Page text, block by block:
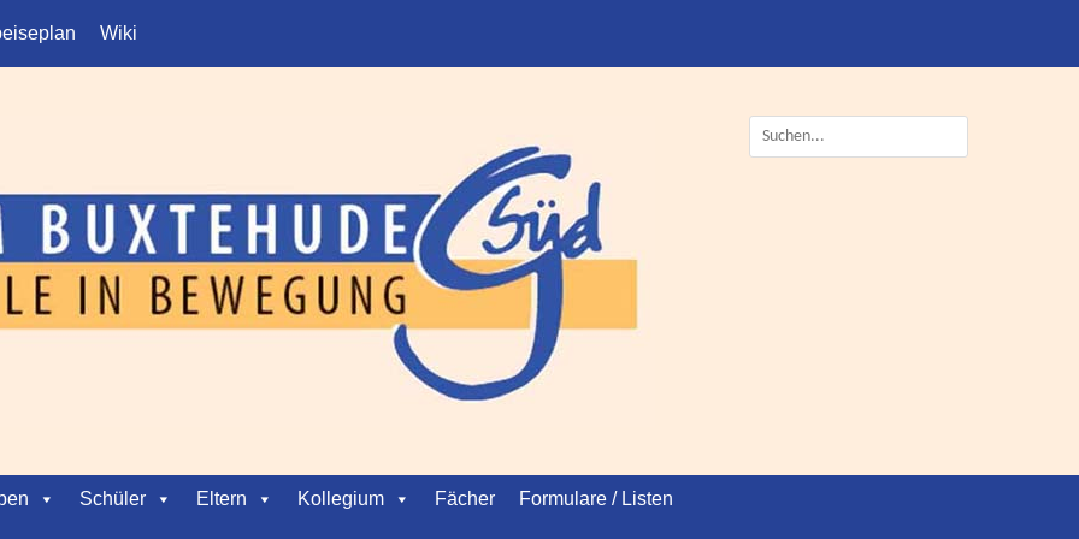
Wiki
Suche
nach:
Schüler Eltern Kollegium Fächer Formulare / Listen